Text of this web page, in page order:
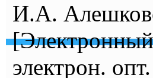
И.А.
электрон.